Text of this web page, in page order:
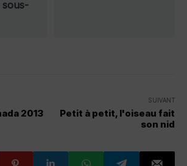
sous-
2013
SUIVANT
Petit à petit, l'oiseau fait
son nid